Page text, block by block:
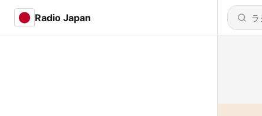
Radio Japan